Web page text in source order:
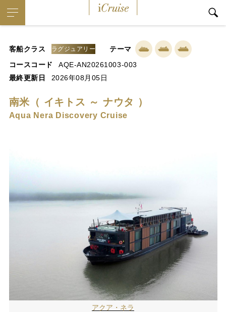
客船クラス ラグジュアリー
テーマ
コースコード
AQE-AN20261003-003
最終更新日
2026年08月05日
南米（ イキトス ～ ナウタ ）
Aqua Nera Discovery Cruise
アクア・ネラ